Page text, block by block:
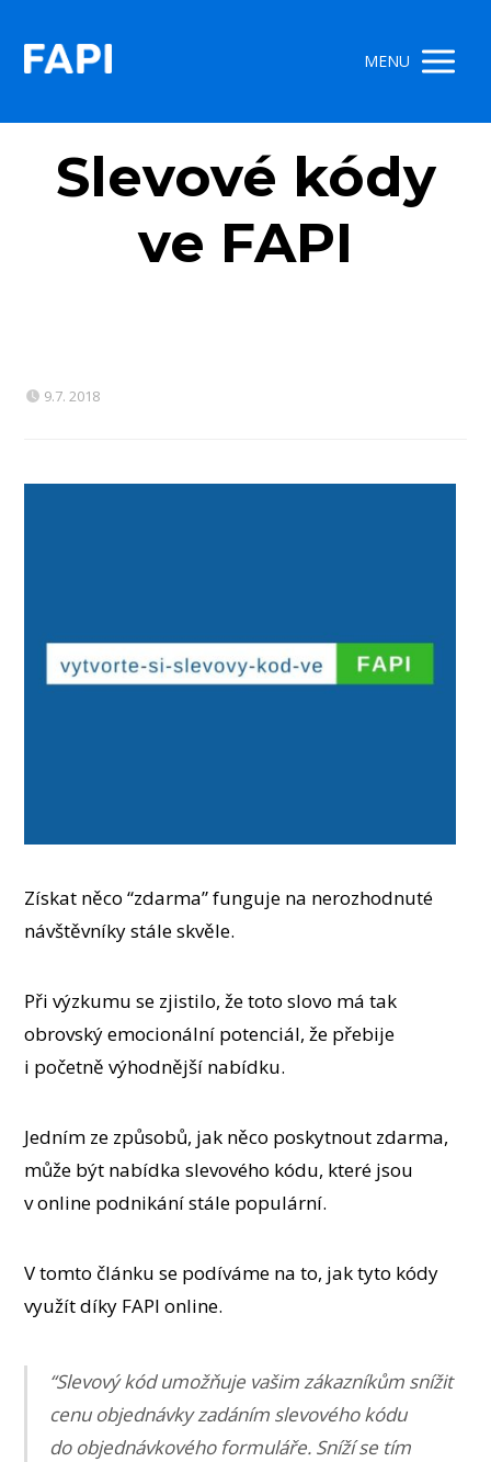
MENU
Slevové kódy
ve FAPI
9.7. 2018
Získat něco “zdarma” funguje na nerozhodnuté
návštěvníky stále skvěle.
Při výzkumu se zjistilo, že toto slovo má tak
obrovský emocionální potenciál, že přebije
i početně výhodnější nabídku.
Jedním ze způsobů, jak něco poskytnout zdarma,
může být nabídka slevového kódu, které jsou
v online podnikání stále populární.
V tomto článku se podíváme na to, jak tyto kódy
využít díky FAPI online.
“Slevový kód umožňuje vašim zákazníkům snížit
cenu objednávky zadáním slevového kódu
do objednávkového formuláře. Sníží se tím